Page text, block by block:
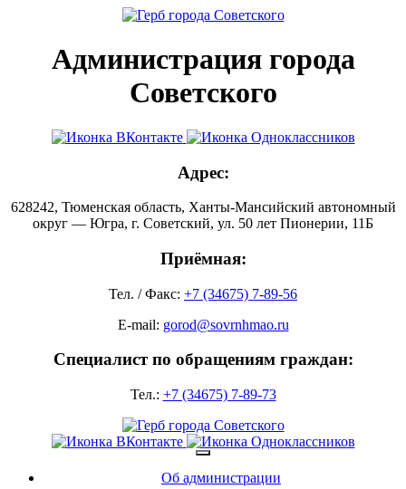
Администрация города
Советского
Адрес:
628242, Тюменская область, Ханты-Мансийский автономный
округ — Югра, г. Советский, ул. 50 лет Пионерии, 11Б
Приёмная:
Тел. / Факс: +7 (34675) 7-89-56
E-mail: gorod@sovrnhmao.ru
Специалист по обращениям граждан:
Тел.: +7 (34675) 7-89-73
Об администрации